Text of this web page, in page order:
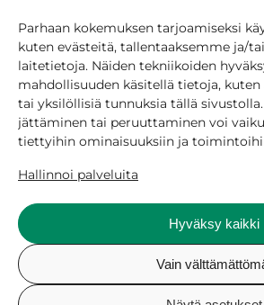
Parhaan kokemuksen tarjoamiseksi
kuten evästeitä, tallentaaksemme ja/
laitetietoja. Näiden tekniikoiden
mahdollisuuden käsitellä tietoja,
tai yksilöllisiä tunnuksia tällä
jättäminen tai peruuttaminen voi
tiettyihin ominaisuuksiin ja
Hallinnoi palveluita
Hyväksy kaikki
Vain